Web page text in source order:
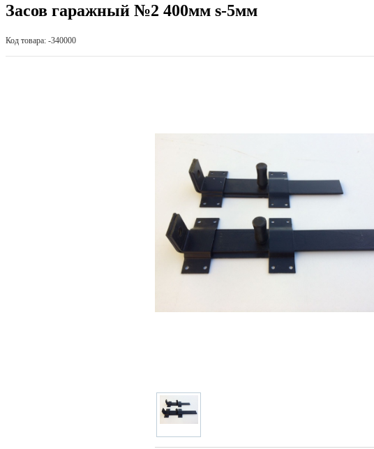
Засов гаражный №2 400мм s-5мм
Код товара: -340000